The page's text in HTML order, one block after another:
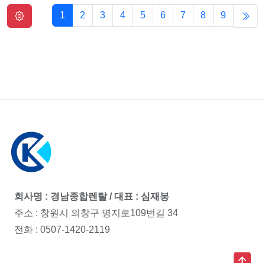
1 2 3 4 5 6 7 8 9
회사명 : 경남종합렌탈 / 대표 : 심재봉
주소 : 창원시 의창구 명지로109번길 34
전화 : 0507-1420-2119